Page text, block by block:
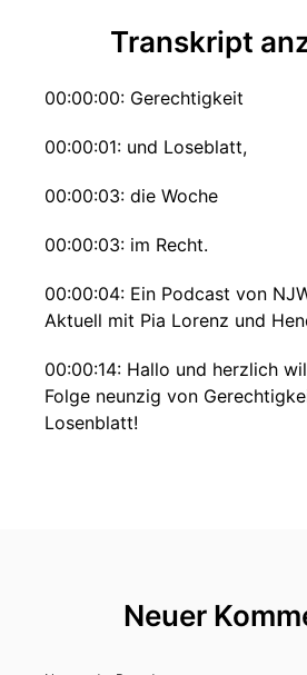
Transkript
00:00:00: Gerechtigkeit
00:00:01: und Loseblatt,
00:00:03: die Woche
00:00:03: im Recht.
00:00:04: Ein Podcast von
Aktuell mit Pia Lorenz und
00:00:14: Hallo und herzlich
Folge neunzig von
Losenblatt!
00:00:25: ...Hendrick
Neuer